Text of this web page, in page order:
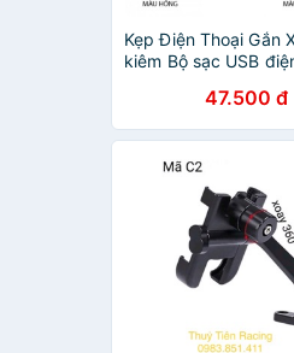
Kẹp Điện Thoại Gắn
kiêm Bộ sạc USB
47.500 đ